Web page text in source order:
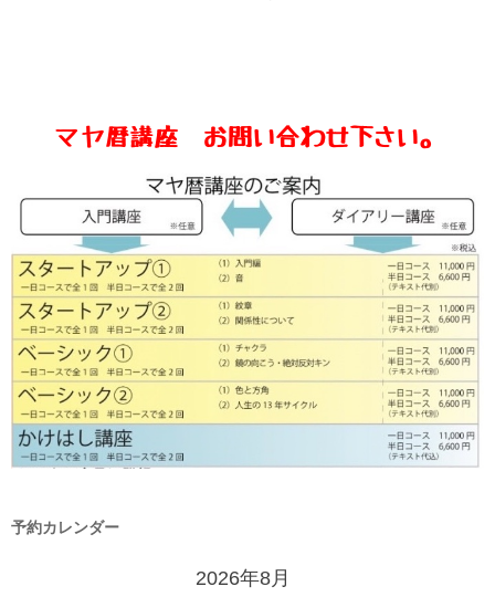
マヤ暦講座 お問い合わせ下さい。
予約カレンダー
2026年8月